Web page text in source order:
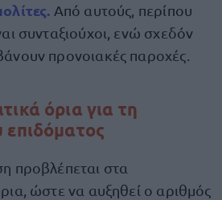
Από αυτούς, περίπου
συνταξιούχοι, ενώ σχεδόν
προνοιακές παροχές.
όρια για τη
προβλέπεται στα
ώστε να αυξηθεί ο αριθμός